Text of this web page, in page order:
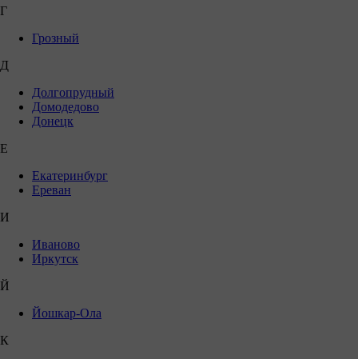
Г
Грозный
Д
Долгопрудный
Домодедово
Донецк
Е
Екатеринбург
Ереван
И
Иваново
Иркутск
Й
Йошкар-Ола
К